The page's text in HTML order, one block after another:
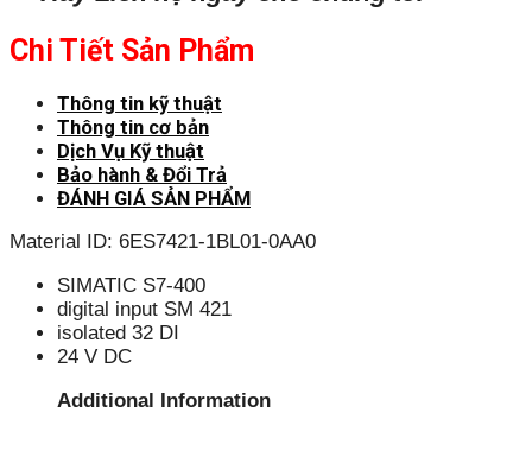
Chi Tiết Sản Phẩm
Thông tin kỹ thuật
Thông tin cơ bản
Dịch Vụ Kỹ thuật
Bảo hành & Đổi Trả
ĐÁNH GIÁ SẢN PHẨM
Material ID: 6ES7421-1BL01-0AA0
SIMATIC S7-400
digital input SM 421
isolated 32 DI
24 V DC
Additional Information